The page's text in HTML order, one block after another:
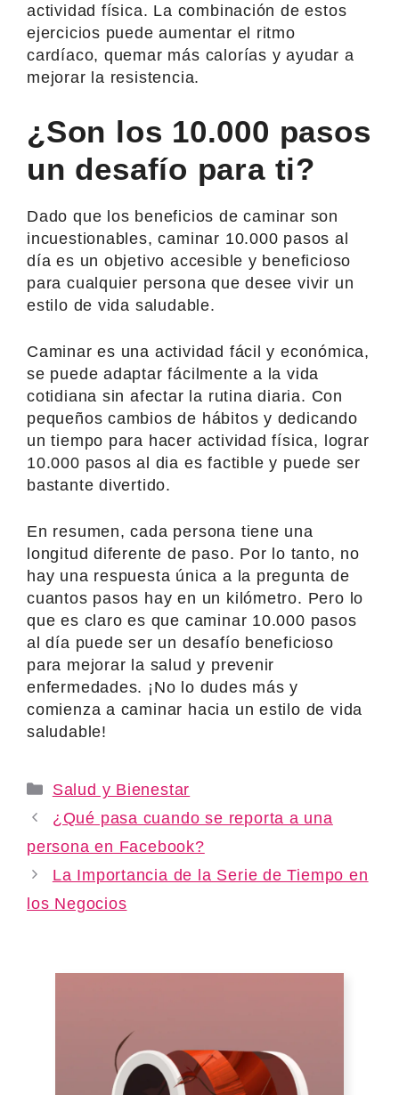
actividad física. La combinación de estos
ejercicios puede aumentar el ritmo
cardíaco, quemar más calorías y ayudar a
mejorar la resistencia.
¿Son los 10.000 pasos
un desafío para ti?
Dado que los beneficios de caminar son
incuestionables, caminar 10.000 pasos al
día es un objetivo accesible y beneficioso
para cualquier persona que desee vivir un
estilo de vida saludable.
Caminar es una actividad fácil y económica,
se puede adaptar fácilmente a la vida
cotidiana sin afectar la rutina diaria. Con
pequeños cambios de hábitos y dedicando
un tiempo para hacer actividad física, lograr
10.000 pasos al dia es factible y puede ser
bastante divertido.
En resumen, cada persona tiene una
longitud diferente de paso. Por lo tanto, no
hay una respuesta única a la pregunta de
cuantos pasos hay en un kilómetro. Pero lo
que es claro es que caminar 10.000 pasos
al día puede ser un desafío beneficioso
para mejorar la salud y prevenir
enfermedades. ¡No lo dudes más y
comienza a caminar hacia un estilo de vida
saludable!
Categories
Salud y Bienestar
¿Qué pasa cuando se reporta a una
persona en Facebook?
La Importancia de la Serie de Tiempo en
los Negocios